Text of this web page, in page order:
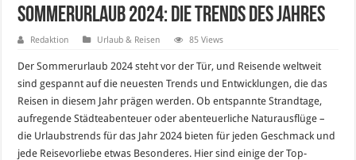
Sommerurlaub 2024: Die Trends des Jahres
Redaktion Urlaub & Reisen 85 Views
Der Sommerurlaub 2024 steht vor der Tür, und Reisende weltweit
sind gespannt auf die neuesten Trends und Entwicklungen, die das
Reisen in diesem Jahr prägen werden. Ob entspannte Strandtage,
aufregende Städteabenteuer oder abenteuerliche Naturausflüge –
die Urlaubstrends für das Jahr 2024 bieten für jeden Geschmack und
jede Reisevorliebe etwas Besonderes. Hier sind einige der Top-